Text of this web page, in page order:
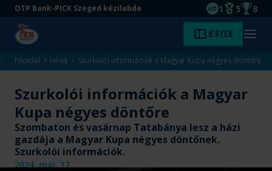
Ugrás
tartalomra
Ugrás
aljára
OTP Bank-PICK Szeged kézilabda
EHF
1
Magyar
5 8
Kezdőlap Jegyek Menü
Főoldal Hírek Szurkolói információk a Magyar Kupa négyes döntőre
Szurkolói információk a Magyar
Kupa négyes döntőre
Szombaton és vasárnap Tatabánya lesz a házi
gazdája a Magyar Kupa négyes döntőnek.
Szurkolói információk.
2024. máj. 17.